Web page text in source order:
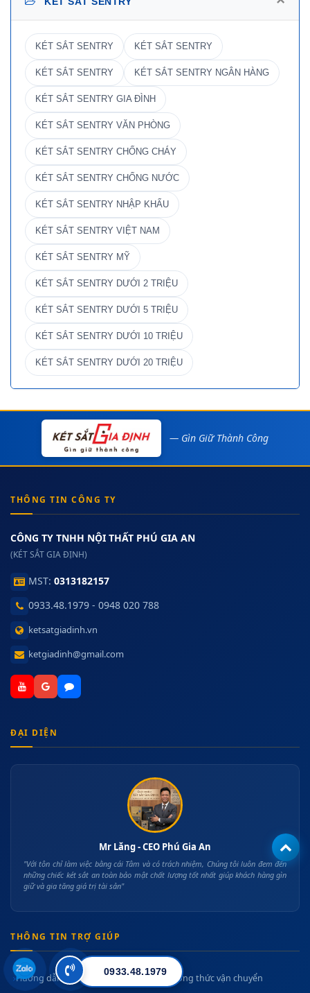
KÉT SẮT SENTRY KÉT SẮT SENTRY
KÉT SẮT SENTRY KÉT SẮT SENTRY NGÂN HÀNG
KÉT SẮT SENTRY GIA ĐÌNH
KÉT SẮT SENTRY VĂN PHÒNG
KÉT SẮT SENTRY CHỐNG CHÁY
KÉT SẮT SENTRY CHỐNG NƯỚC
KÉT SẮT SENTRY NHẬP KHẨU
KÉT SẮT SENTRY VIỆT NAM
KÉT SẮT SENTRY MỸ
KÉT SẮT SENTRY DƯỚI 2 TRIỆU
KÉT SẮT SENTRY DƯỚI 5 TRIỆU
KÉT SẮT SENTRY DƯỚI 10 TRIỆU
KÉT SẮT SENTRY DƯỚI 20 TRIỆU
— Gìn Giữ Thành Công
THÔNG TIN CÔNG TY
CÔNG TY TNHH NỘI THẤT PHÚ GIA AN
(KÉT SẮT GIA ĐỊNH)
MST: 0313182157
0933.48.1979 - 0948 020 788
ketsatgiadinh.vn
ketgiadinh@gmail.com
ĐẠI DIỆN
Mr Lăng - CEO Phú Gia An
"Với tôn chỉ làm việc bằng cái Tâm và có trách nhiệm, Chúng tôi luôn đem đến
những chiếc két sắt an toàn bảo mật chất lượng tốt nhất giúp khách hàng gìn
giữ và gia tăng giá trị tài sản"
THÔNG TIN TRỢ GIÚP
Hướng dẫn mua hàng Phương thức vận chuyển
0933.48.1979